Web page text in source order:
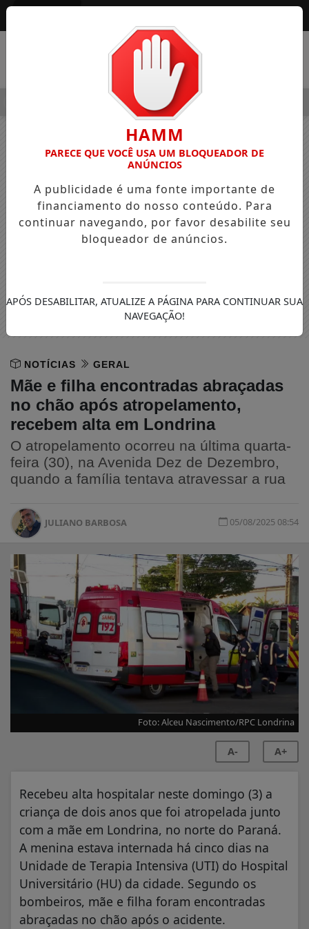
OSVALDO PEDRO DOS SANTOS, O “NEGUINHO DA
NOTÍCIAS GERAL
Mãe e filha encontradas abraçadas
no chão após atropelamento,
recebem alta em Londrina
O atropelamento ocorreu na última quarta-
feira (30), na Avenida Dez de Dezembro,
quando a família tentava atravessar a rua
JULIANO BARBOSA 05/08/2025 08:54
Foto: Alceu Nascimento/RPC Londrina
A- A+
Recebeu alta hospitalar neste domingo (3) a
criança de dois anos que foi atropelada junto
com a mãe em Londrina, no norte do Paraná.
A menina estava internada há cinco dias na
Unidade de Terapia Intensiva (UTI) do Hospital
Universitário (HU) da cidade. Segundo os
bombeiros, mãe e filha foram encontradas
abraçadas no chão após o acidente.
HAMM
PARECE QUE VOCÊ USA UM BLOQUEADOR DE
ANÚNCIOS
A publicidade é uma fonte importante de
financiamento do nosso conteúdo. Para
continuar navegando, por favor desabilite seu
bloqueador de anúncios.
APÓS DESABILITAR, ATUALIZE A PÁGINA PARA CONTINUAR SUA
NAVEGAÇÃO!